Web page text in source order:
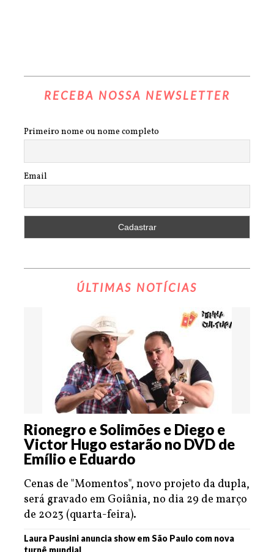
RECEBA NOSSA NEWSLETTER
Primeiro nome ou nome completo
Email
ÚLTIMAS NOTÍCIAS
Rionegro e Solimões e Diego e
Victor Hugo estarão no DVD de
Emílio e Eduardo
Cenas de "Momentos", novo projeto da dupla,
será gravado em Goiânia, no dia 29 de março
de 2023 (quarta-feira).
Laura Pausini anuncia show em São Paulo com nova